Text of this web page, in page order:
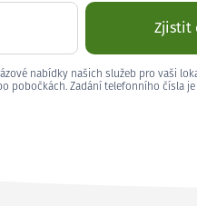
Zjistit
nabídky našich služeb pro vaši
pobočkách. Zadání telefonního čísla